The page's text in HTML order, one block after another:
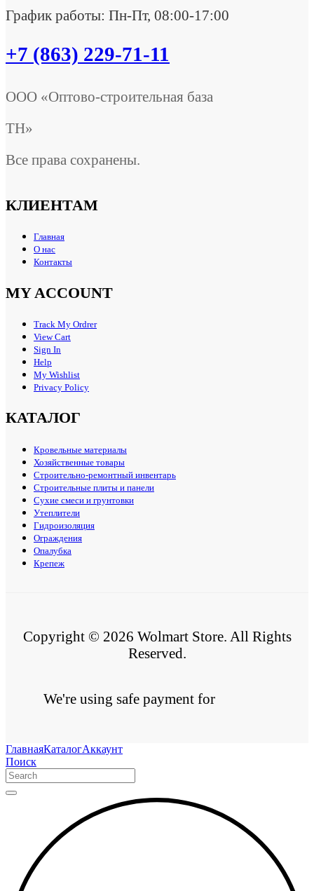
График работы: Пн-Пт, 08:00-17:00
+7 (863) 229-71-11
ООО «Оптово-строительная база
ТН»
Все права сохранены.
КЛИЕНТАМ
Главная
О нас
Контакты
MY ACCOUNT
Track My Ordrer
View Cart
Sign In
Help
My Wishlist
Privacy Policy
КАТАЛОГ
Кровельные материалы
Хозяйственные товары
Строительно-ремонтный инвентарь
Строительные плиты и панели
Сухие смеси и грунтовки
Утеплители
Гидроизоляция
Ограждения
Опалубка
Крепеж
Copyright © 2026 Wolmart Store. All Rights
Reserved.
We're using safe payment for
ГлавнаяКаталогАккаунт
Поиск